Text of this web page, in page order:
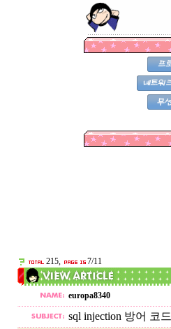
215, 7/11
europa8340
sql injection 방어 코드